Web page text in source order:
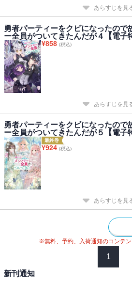
あらすじを見
勇者パーティーをクビになったので
ー全員がついてきたんだが４【電子
¥858 (税込)
あらすじを見
勇者パーティーをクビになったので
ー全員がついてきたんだが５【電子
最終巻
¥924 (税込)
あらすじを見
※無料、予約、入荷通知のコンテン
1
新刊通知